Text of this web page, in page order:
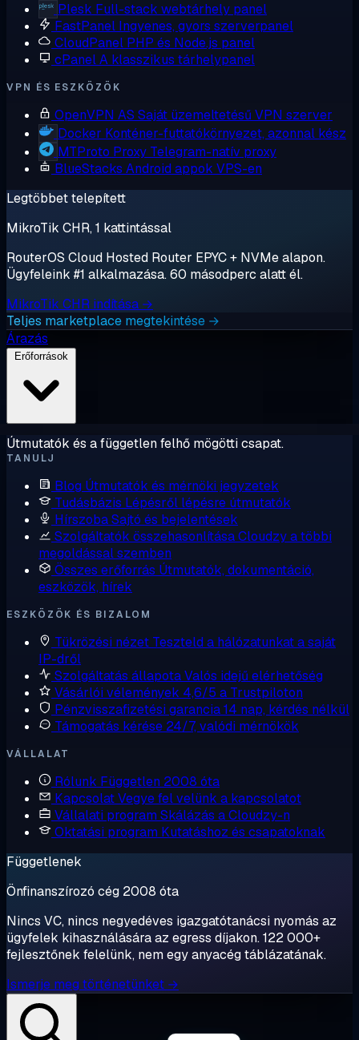
Plesk Full-stack webtárhely panel
FastPanel Ingyenes, gyors szerverpanel
CloudPanel PHP és Node.js panel
cPanelA klasszikus tárhelypanel
VPN ÉS ESZKÖZÖK
OpenVPN AS Saját üzemeltetésű VPN szerver
Docker Konténer-futtatókörnyezet, azonnal kész
MTProto Proxy Telegram-natív proxy
BlueStacks Android appok VPS-en
Legtöbbet telepített
MikroTik CHR, 1 kattintással
RouterOS Cloud Hosted Router EPYC + NVMe alapon.
Ügyfeleink #1 alkalmazása. 60 másodperc alatt él.
MikroTik CHR indítása →
Teljes marketplace megtekintése →
Árazás
Útmutatók és a független felhő mögötti csapat.
TANULJ
Blog Útmutatók és mérnöki jegyzetek
Tudásbázis Lépésről lépésre útmutatók
HírszobaSajtó és bejelentések
Szolgáltatók összehasonlításaCloudzy a többi
megoldással szemben
Összes erőforrás Útmutatók, dokumentáció,
eszközök, hírek
ESZKÖZÖK ÉS BIZALOM
Tükrözési nézet Teszteld a hálózatunkat a saját
IP-dről
Szolgáltatás állapotaValós idejű elérhetőség
Vásárlói vélemények 4,6/5 a Trustpiloton
Pénzvisszafizetési garancia14 nap, kérdés nélkül
Támogatás kérése 24/7, valódi mérnökök
VÁLLALAT
Rólunk Független 2008 óta
KapcsolatVegye fel velünk a kapcsolatot
Vállalati program Skálázás a Cloudzy-n
Oktatási program Kutatáshoz és csapatoknak
Függetlenek
Önfinanszírozó cég 2008 óta
Nincs VC, nincs negyedéves igazgatótanácsi nyomás az
ügyfelek kihasználására az egress díjakon. 122 000+
fejlesztőnek felelünk, nem egy anyacég táblázatának.
Ismerje meg történetünket →